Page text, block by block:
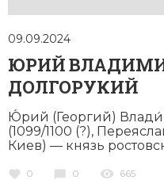
Южная Америка
09.09.2024
ЮРИЙ
ДОЛГОРУКИЙ
Ю́рий (Георгий)
(1099/1100 (?),
Киев) — князь
0 0 665